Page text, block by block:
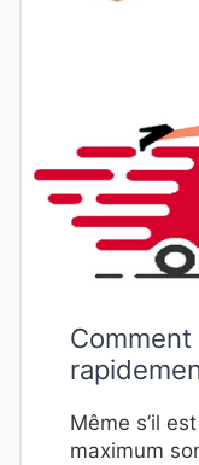
Même s’il
maximum